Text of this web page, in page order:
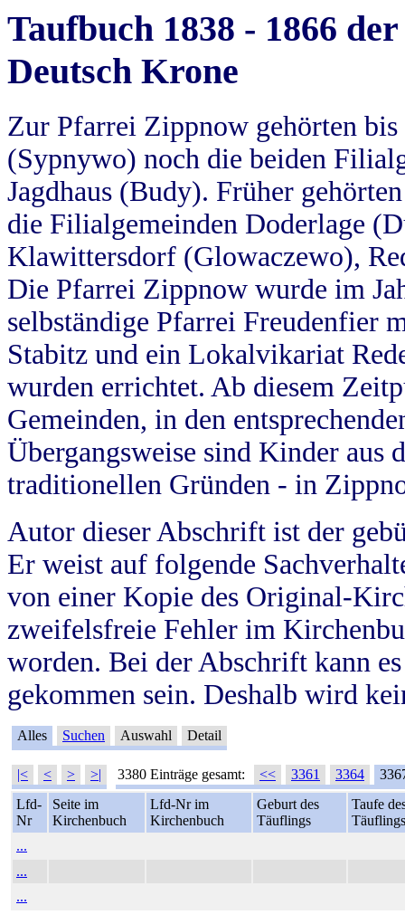
Taufbuch 1838 - 1866
Deutsch Krone
Zur Pfarrei Zippnow gehörten
(Sypnywo) noch die beiden
Jagdhaus (Budy). Früher
die Filialgemeinden Doderlage
Klawittersdorf (Glowaczewo),
Die Pfarrei Zippnow wurde im
selbständige Pfarrei Freudenfier
Stabitz und ein Lokalvikariat
wurden errichtet. Ab diesem
Gemeinden, in den
Übergangsweise sind Kinder aus
traditionellen Gründen - in
Autor dieser Abschrift ist der
Er weist auf folgende
von einer Kopie des Original-
zweifelsfreie Fehler im
worden. Bei der Abschrift kann
gekommen sein. Deshalb wird
Alles Suchen Auswahl Detail
|< < > >| 3380 Einträge gesamt: << 3361 3364
Lfd-
Nr
Seite im
Kirchenbuch
Lfd-Nr im
Kirchenbuch
Geburt des
Täuflings
Taufe
Täuflings
...
...
...